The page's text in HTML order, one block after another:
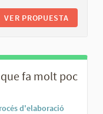
VER PROPUESTA
fa molt poc
d'elaboració